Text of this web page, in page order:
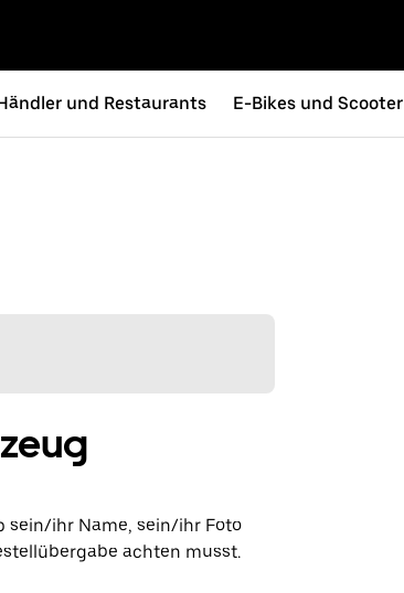
und Restaurants E-Bikes und Scooter
sein/ihr Name, sein/ihr Foto
achten musst.